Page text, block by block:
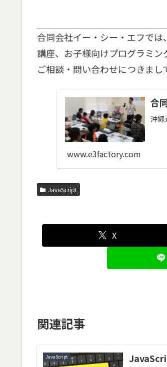
合同会社イー・シー・エフで
講座、お子様向けプログラミン
ご相談・問い合わせにつきまし
合
沖縄
www.e3factory.com
JavaScript
X
関連記事
JavaScript